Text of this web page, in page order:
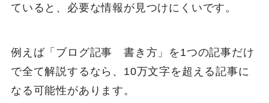
ていると、必要な情報が見つけにくいです。
例えば「ブログ記事 書き方」を1つの記事だけ
で全て解説するなら、10万文字を超える記事に
なる可能性があります。